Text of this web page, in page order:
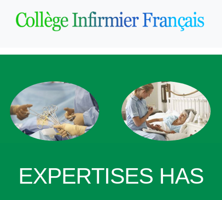
EXPERTISES HAS